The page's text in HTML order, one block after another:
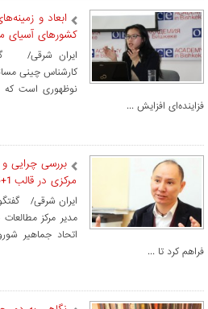
کشورهای آسیای
ایران شرقی/
کارشناس چینی
نوظهوری است که
فزاینده‌ای افزایش ...
بررسی چرایی
مرکزی در قالب 1+5
ایران شرقی/
مدیر مرکز
اتحاد جماهیر
فراهم کرد تا ...